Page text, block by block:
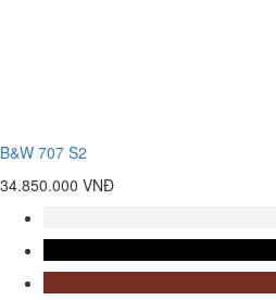
B&W 707 S2
34.850.000 VNĐ